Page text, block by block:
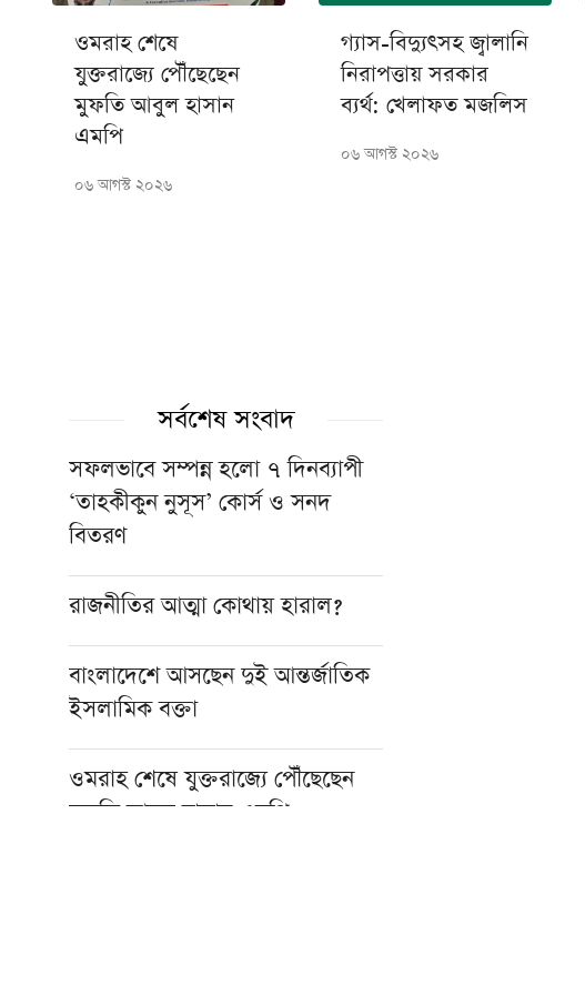
ওমরাহ শেষে
যুক্তরাজ্যে পৌঁছেছেন
মুফতি আবুল হাসান
এমপি
০৬ আগস্ট ২০২৬
গ্যাস-বিদ্যুৎসহ জ্বালানি
নিরাপত্তায় সরকার
ব্যর্থ: খেলাফত মজলিস
০৬ আগস্ট ২০২৬
সর্বশেষ সংবাদ
সফলভাবে সম্পন্ন হলো ৭ দিনব্যাপী
‘তাহকীকুন নুসূস’ কোর্স ও সনদ
বিতরণ
রাজনীতির আত্মা কোথায় হারাল?
বাংলাদেশে আসছেন দুই আন্তর্জাতিক
ইসলামিক বক্তা
ওমরাহ শেষে যুক্তরাজ্যে পৌঁছেছেন
মুফতি আবুল হাসান এমপি